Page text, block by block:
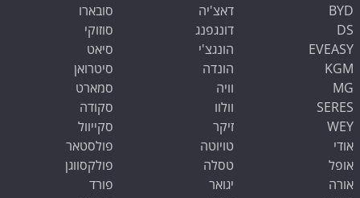
BYD
DS
EVEASY
KGM
MG
SERES
WEY
אודי
אופל
אורה
דאצ'יה
דונגפנג
הונגצ'י
הונדה
וויה
וולוו
זיקר
טויוטה
טסלה
יגואר
סובארו
סוזוקי
סיאט
סיטרואן
סמארט
סקודה
סקייוול
פולסטאר
פולקסווגן
פורד